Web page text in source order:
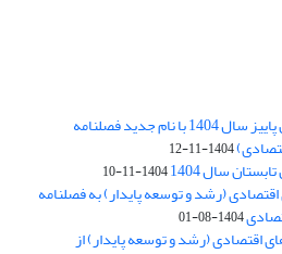
بارگذاری فایل کلی مقالات فصل پاییز سال 1404 با نام جدید فصلنامه
1404-11-12
سال 1404 1404-11-10
(رشد و توسعه پایدار) به فصلنامه
1404-08-01
اقتصادی (رشد و توسعه پایدار) از